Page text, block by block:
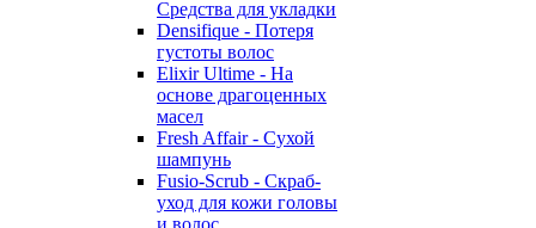
Средства для укладки
Densifique - Потеря
густоты волос
Elixir Ultime - На
основе драгоценных
масел
Fresh Affair - Сухой
шампунь
Fusio-Scrub - Скраб-
уход для кожи головы
и волос